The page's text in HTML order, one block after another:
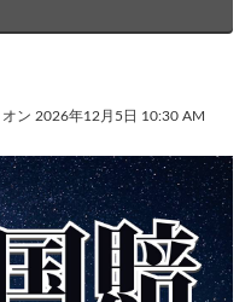
オン 2026年12月5日 10:30 AM